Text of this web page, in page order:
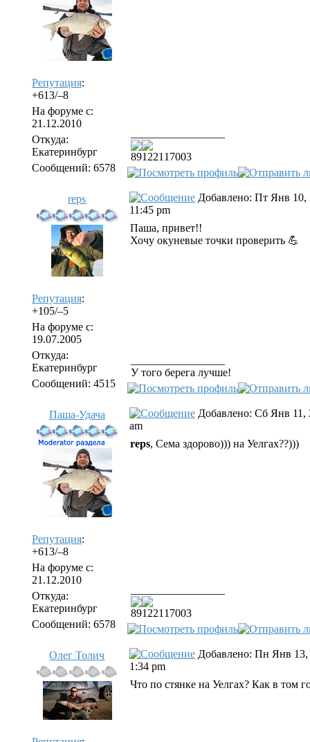
Репутация:
+613/–8
На форуме с:
21.12.2010
Откуда:
Екатеринбург
Сообщений: 6578
89122117003
reps
Репутация:
+105/–5
На форуме с:
19.07.2005
Откуда:
Екатеринбург
Сообщений: 4515
Добавлено: Пт Янв 10,
11:45 pm
Паша, привет!!
Хочу окуневые точки проверить 💪
У того берега лучше!
Паша-Удача
Репутация:
+613/–8
На форуме с:
21.12.2010
Откуда:
Екатеринбург
Сообщений: 6578
Добавлено: Сб Янв 11,
am
reps, Сема здорово))) на Уелгах??)))
89122117003
Олег Толич
Добавлено: Пн Янв 13,
1:34 pm
Что по стянке на Уелгах? Как в том